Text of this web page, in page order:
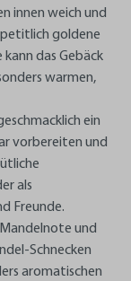
innen weich und
goldene
kann das Gebäck
warmen,
ein
vorbereiten und
als
Freunde.
und
Schnecken
aromatischen